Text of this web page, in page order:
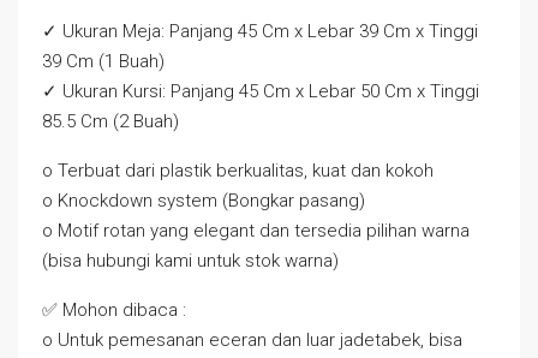
✓ Ukuran Meja: Panjang 45 Cm x Lebar 39 Cm x Tinggi
39 Cm (1 Buah)
✓ Ukuran Kursi: Panjang 45 Cm x Lebar 50 Cm x Tinggi
85.5 Cm (2 Buah)
o Terbuat dari plastik berkualitas, kuat dan kokoh
o Knockdown system (Bongkar pasang)
o Motif rotan yang elegant dan tersedia pilihan warna
(bisa hubungi kami untuk stok warna)
✅ Mohon dibaca :
o Untuk pemesanan eceran dan luar jadetabek, bisa